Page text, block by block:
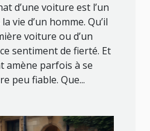
d’une voiture est l’un
vie d’un homme. Qu’il
voiture ou d’un
sentiment de fierté. Et
amène parfois à se
peu fiable. Que...